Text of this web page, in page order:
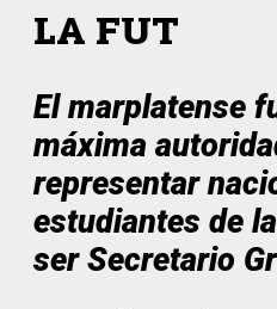
LA FUT
El marplatense
máxima
representar
estudiantes de
ser Secretario